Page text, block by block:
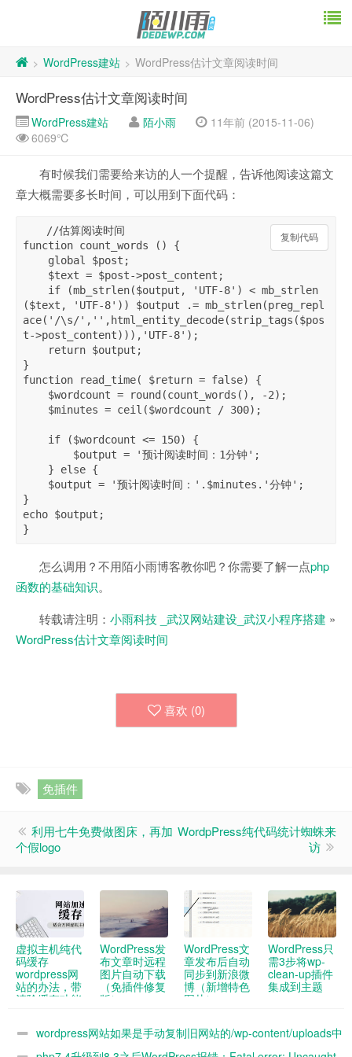
> WordPress建站 > WordPress估计文章阅读时间
WordPress估计文章阅读时间
WordPress建站 陌小雨
11年前 (2015-11-06)
6069℃
有时候我们需要给来访的人一个提醒，告诉他阅读这篇文
章大概需要多长时间，可以用到下面代码：
复制代码
复制代码
//估算阅读时间
function count_words () {
($text, 'UTF-8')) $output .= mb_strlen(preg_repl
ace('/\s/','',html_entity_decode(strip_tags($pos
t->post_content))),'UTF-8');
}
function read_time( $return = false) {
}
echo $output;
}
怎么调用？不用陌小雨博客教你吧？你需要了解一点php
函数的基础知识。
转载请注明： 小雨科技 _武汉网站建设_武汉小程序搭建 »
WordPress估计文章阅读时间
喜欢 (0)
免插件
利用七牛免费做图床，再加
个假logo
WordpPress纯代码统计蜘蛛来
访
虚拟主机纯代
码缓存
wordpress网
站的办法，带
清除缓存功能
WordPress发
布文章时远程
图片自动下载
（免插件修复
版）
WordPress文
章发布后自动
同步到新浪微
博（新增特色
图片）
WordPress只
需3步将wp-
clean-up插件
集成到主题
wordpress网站如果是手动复制旧网站的/wp-content/uploads中